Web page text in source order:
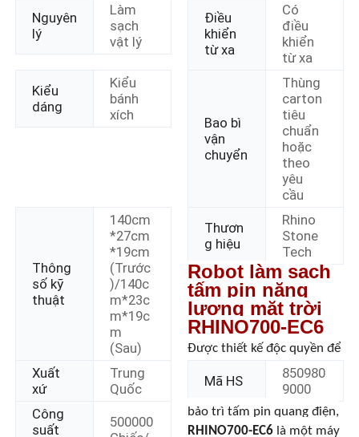
Sản phẩm
Video
Nguyên
lý
Làm
sạch
vật lý
Điều
khiển
từ xa
Có
điều
khiển
từ xa
Kiểu
dáng
Kiểu
bánh
xích
Bao bì
vận
chuyển
Thùng
carton
tiêu
chuẩn
hoặc
theo
yêu
cầu
Thông
số kỹ
thuật
140cm
*27cm
*19cm
(Trước
)/140c
m*23c
m*19c
m
(Sau)
Thươn
g hiệu
Rhino
Stone
Tech
Xuất
xứ
Trung
Quốc
Mã HS
850980
9000
Công
suất
500000
Robot làm sạch
tấm pin năng
lượng mặt trời
RHINO700-EC6
Được thiết kế độc quyền để
bảo trì tấm pin quang điện,
RHINO700-EC6 là một máy